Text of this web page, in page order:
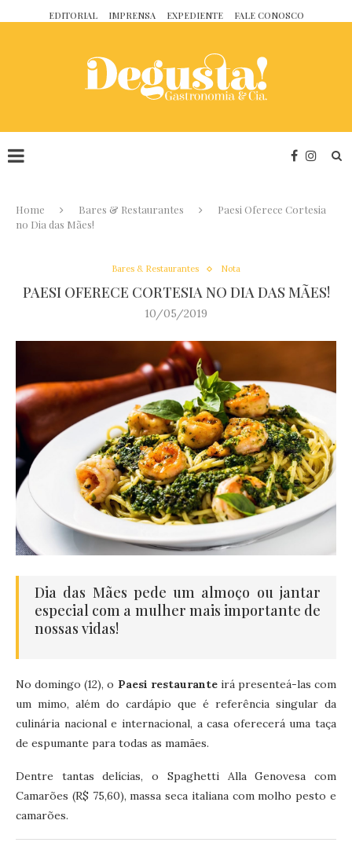
EDITORIAL IMPRENSA EXPEDIENTE FALE CONOSCO
Home Bares & Restaurantes
Paesi Oferece Cortesia
no Dia das Mães!
Bares & Restaurantes Nota
PAESI OFERECE CORTESIA NO DIA DAS MÃES!
10/05/2019
Dia das Mães pede um almoço ou jantar
especial com a mulher mais importante de
nossas vidas!
No domingo (12), o Paesi restauranteirá presenteá-las com
um mimo, além do cardápio que é referência singular da
culinária nacional e internacional, a casa oferecerá uma taça
de espumante para todas as mamães.
Dentre tantas delícias, o Spaghetti Alla Genovesa com
Camarões (R$ 75,60), massa seca italiana com molho pesto e
camarões.